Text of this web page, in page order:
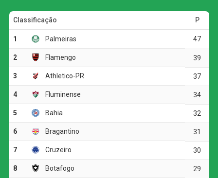
efetividade das duas equipes. O Atlético-GO teve mais
posse de bola, com 56%, mas encontrou dificuldades
para superar a defesa cuiabana. O time da casa adotou
uma postura mais retraída e apostou nos contra-ataques
para levar perigo.
A principal oportunidade da etapa inicial foi do Cuiabá.
Aos 12 minutos, Jean Dias recebeu na intermediária,
avançou até a entrada da área e acertou a trave direita do
goleiro Paulo Vitor. O Dragão respondeu aos 24 minutos,
bola desviou em Pepê.
As equipes ainda tiveram algumas chegadas em bolas
paradas, mas o placar permaneceu zerado até o